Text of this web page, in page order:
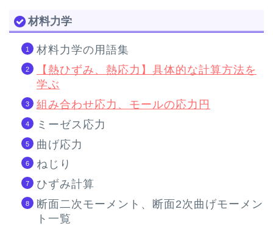
材料力学
材料力学の用語集
【熱ひずみ、熱応力】具体的な計算方法を
学ぶ
組み合わせ応力、モールの応力円
ミーゼス応力
曲げ応力
ねじり
ひずみ計算
断面二次モーメント、断面2次曲げモーメン
ト一覧